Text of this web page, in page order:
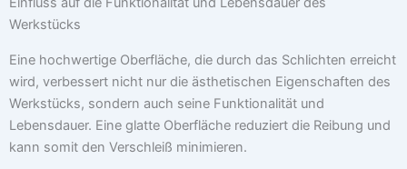
Werkstücks
Eine hochwertige Oberfläche, die durch das Schlichten erreicht
wird, verbessert nicht nur die ästhetischen Eigenschaften des
Werkstücks, sondern auch seine Funktionalität und
Lebensdauer. Eine glatte Oberfläche reduziert die Reibung und
kann somit den Verschleiß minimieren.